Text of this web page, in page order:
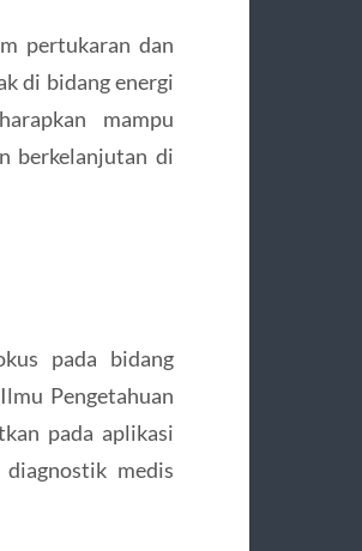
pertukaran dan
di bidang energi
mampu
berkelanjutan di
pada bidang
Pengetahuan
pada aplikasi
medis